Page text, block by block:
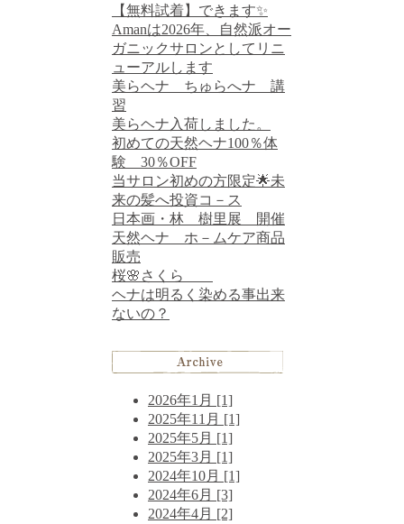
【無料試着】できます✨
Amanは2026年、自然派オー
ガニックサロンとしてリニ
ューアルします
美らヘナ ちゅらへナ 講
習
美らヘナ入荷しました。
初めての天然ヘナ100％体
験 30％OFF
当サロン初めの方限定🌟未
来の髪へ投資コ－ス
日本画・林 樹里展 開催
天然ヘナ ホ－ムケア商品
販売
桜🌸さくら
ヘナは明るく染める事出来
ないの？
2026年1月 [1]
2025年11月 [1]
2025年5月 [1]
2025年3月 [1]
2024年10月 [1]
2024年6月 [3]
2024年4月 [2]